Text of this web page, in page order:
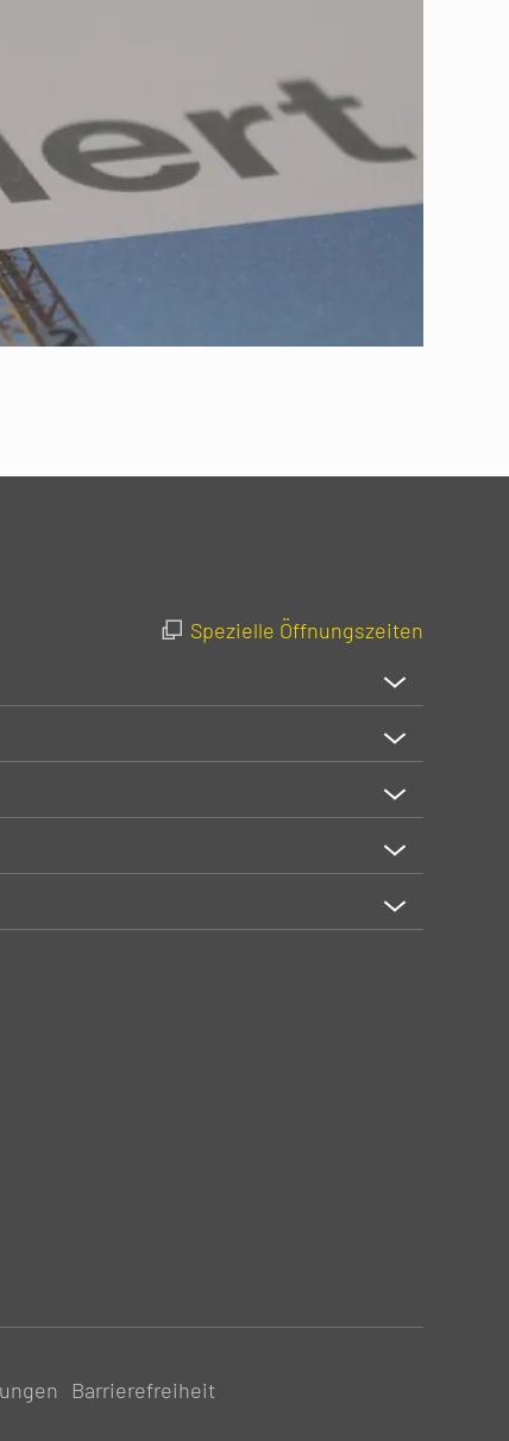
Spezielle Öffnungszeiten
Barrierefreiheit